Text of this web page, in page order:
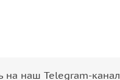
на наш Telegram-канал